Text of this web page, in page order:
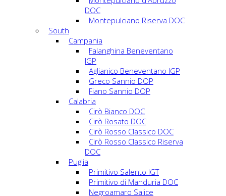
DOC
Montepulciano Riserva DOC
South
Campania
Falanghina Beneventano
IGP
Aglianico Beneventano IGP
Greco Sannio DOP
Fiano Sannio DOP
Calabria
Cirò Bianco DOC
Cirò Rosato DOC
Cirò Rosso Classico DOC
Cirò Rosso Classico Riserva
DOC
Puglia
Primitivo Salento IGT
Primitivo di Manduria DOC
Negroamaro Salice